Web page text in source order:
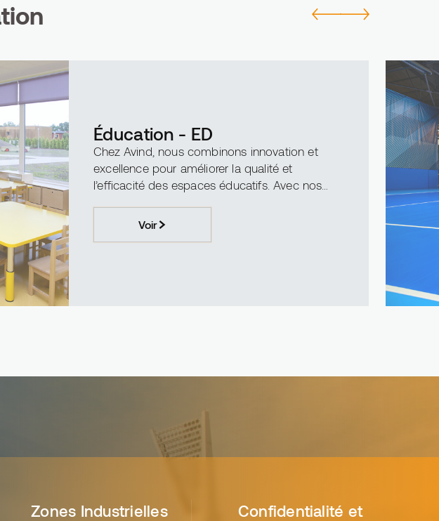
Éducation - ED
Chez Avind, nous combinons innovation et
excellence pour améliorer la qualité et
l’efficacité des espaces éducatifs. Avec nos
nous transformons les ...
Voir
Zones Industrielles
Confidentialité et